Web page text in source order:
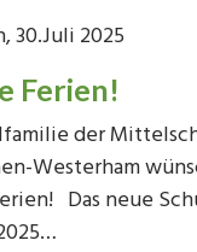
30.Juli 2025
Ferien!
der
Westerham
Das neue